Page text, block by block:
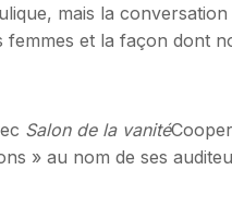
mais la
et la façon dont
Salon de la vanité
» au nom de ses